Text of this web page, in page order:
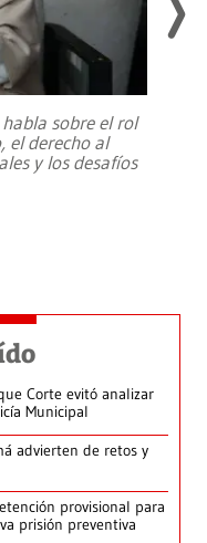
sobre el rol
el derecho al
y los desafíos
Corte evitó analizar
Municipal
advierten de retos y
provisional para
prisión preventiva